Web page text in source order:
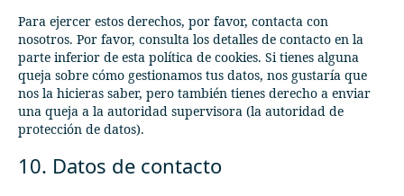
Para ejercer estos derechos, por favor, contacta con
nosotros. Por favor, consulta los detalles de contacto en la
parte inferior de esta política de cookies. Si tienes alguna
queja sobre cómo gestionamos tus datos, nos gustaría que
nos la hicieras saber, pero también tienes derecho a enviar
una queja a la autoridad supervisora (la autoridad de
protección de datos).
10. Datos de contacto